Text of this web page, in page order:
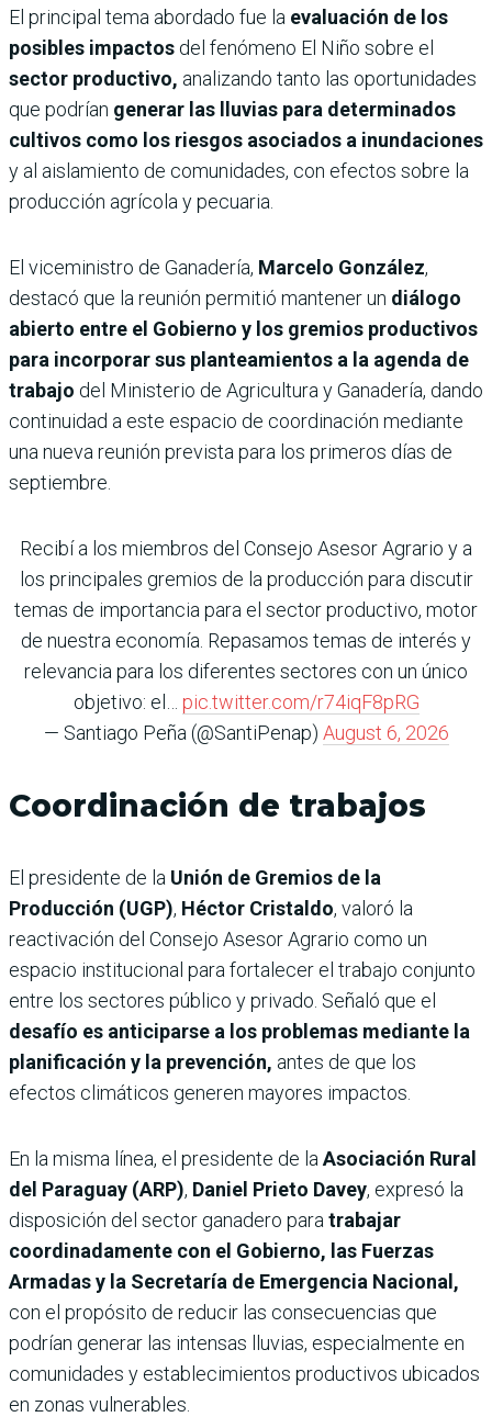
El principal tema abordado fue la evaluación de los
posibles impactos del fenómeno El Niño sobre el
sector productivo, analizando tanto las oportunidades
que podrían generar las lluvias para determinados
cultivos como los riesgos asociados a inundaciones
y al aislamiento de comunidades, con efectos sobre la
producción agrícola y pecuaria.
El viceministro de Ganadería, Marcelo González,
destacó que la reunión permitió mantener un diálogo
abierto entre el Gobierno y los gremios productivos
para incorporar sus planteamientos a la agenda de
trabajo del Ministerio de Agricultura y Ganadería, dando
continuidad a este espacio de coordinación mediante
una nueva reunión prevista para los primeros días de
septiembre.
Recibí a los miembros del Consejo Asesor Agrario y a
los principales gremios de la producción para discutir
temas de importancia para el sector productivo, motor
de nuestra economía. Repasamos temas de interés y
relevancia para los diferentes sectores con un único
objetivo: el… pic.twitter.com/r74iqF8pRG
— Santiago Peña (@SantiPenap) August 6, 2026
Coordinación de trabajos
El presidente de la Unión de Gremios de la
Producción (UGP), Héctor Cristaldo, valoró la
reactivación del Consejo Asesor Agrario como un
espacio institucional para fortalecer el trabajo conjunto
entre los sectores público y privado. Señaló que el
desafío es anticiparse a los problemas mediante la
planificación y la prevención, antes de que los
efectos climáticos generen mayores impactos.
En la misma línea, el presidente de la Asociación Rural
del Paraguay (ARP), Daniel Prieto Davey, expresó la
disposición del sector ganadero para trabajar
coordinadamente con el Gobierno, las Fuerzas
Armadas y la Secretaría de Emergencia Nacional,
con el propósito de reducir las consecuencias que
podrían generar las intensas lluvias, especialmente en
comunidades y establecimientos productivos ubicados
en zonas vulnerables.